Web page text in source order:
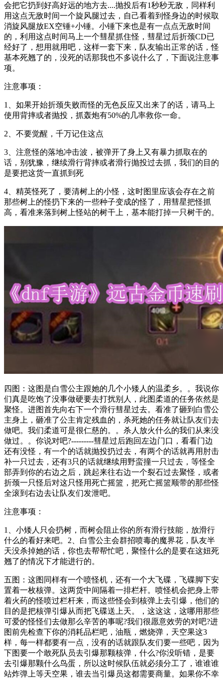
会把它扔到好高好远的地方去....抛投后有1秒秒无敌，同样利
用这点无敌时间一个旋风腿过去，自己看着到怪身边的时候取
消旋风腿放EX空锤+小锤。小锤下来也是有一点点无敌时间
的，利用这点时间马上一个彗星抓住怪，彗星过后折颈CD已
经好了，想用就用吧，这样一套下来，队友输出正常的话，怪
基本死翘了的，没死的话那我也不多说什么了，下面说注意事
项。
注意事项：
1、如果开始折颈失败而怪的无色反应又出来了的话，请马上
使用背摔或者抛投，抓轰炮有50%的几率救你一命。
2、不要觉醒，千万记住这点
3、注意怪的落地冲击波，被弹开了身上又有暴力抓取在的
话，别犹豫，继续滑行背摔或者滑行抛投过去抓，我们的目的
是要把这货一直抓到死
4、精英怪死了，要清树上的小怪，这时图里应该会存在之前
那些树上的怪扔下来的一些种子变成的怪了，用彗星把怪抓
高，看准来落到树上怪站的树干上，基本能打掉一只树干的。
四图：这图是白雪公主跟她的几个小矮人的温柔乡。。我说你
们真是吃饱了没事做硬要去打扰别人，此图柔道的任务依然是
聚怪。进图首先向右下一个滑行彗星过去。看准了砸到白雪公
主身上，砸准了公主肯定残血的，杀死她的任务就让队友们去
做吧。我们柔道可是很仁慈的。。杀人放火什么的我们从来没
做过。。你说对吧?---------彗星过后跑回左边门口，看看门边
还有没怪，有一个的话就抛投扔过去，有两个的话就再用肘击
补一只过去，还有3只的话就继续用野蛮撞一只过去，等怪全
部弄到你的右边之后，跳起来往右边一个裂石过去聚怪，或者
折颈一只怪后对这只怪用死亡摇篮，把死亡摇篮顺带的那些怪
全滚到右边去让队友们发泄吧。
注意事项：
1、小矮人只会扔树，而树会阻止你的所有滑行技能，放滑行
什么的看好来吧。2、白雪公主会群招喷毒的魔界花，队友半
天没杀掉她的话，你也去帮帮忙吧，聚怪什么的是要在这妞死
翘了的情况下才能进行的。
五图：这图同样有一个喷怪机，还有一个大飞碟，飞碟脚下安
置着一枚核弹。这两货中间隔着一排栏杆。喷怪机会把身上带
着火药的怪喷过栏杆来，而这些怪会到核弹上去引爆，他们的
目的是把核弹引爆从而把飞碟送上天。，这这这，这哪用那些
可爱的怪怪们去做那么辛苦的事呢?我们很愿意效劳的对吧?进
图前先检查下你的消耗品栏吧，油瓶，燃烧弹，天空果这3
样，每一样都要有一点，没有的话就跟队友们要一些吧，因为
下图要一个敢死队员去引爆那颗核弹，什么?你没听错，是要
去引爆那颗什么鸟蛋，所以这时候队伍就必须分工了，谁谁谁
站炸弹上等天空果，谁去当引爆员这都需要商量。如果你不幸